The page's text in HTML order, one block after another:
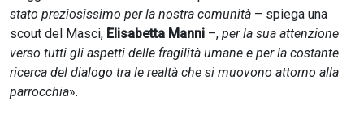
stato preziosissimo per la nostra comunità – spiega una
scout del Masci, Elisabetta Manni –, per la sua attenzione
verso tutti gli aspetti delle fragilità umane e per la costante
ricerca del dialogo tra le realtà che si muovono attorno alla
parrocchia».